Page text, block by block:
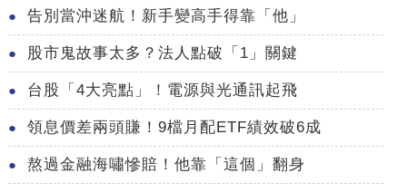
告別當沖迷航！新手變高手得靠「他」
股市鬼故事太多？法人點破「1」關鍵
台股「4大亮點」！電源與光通訊起飛
領息價差兩頭賺！9檔月配ETF績效破6成
熬過金融海嘯慘賠！他靠「這個」翻身